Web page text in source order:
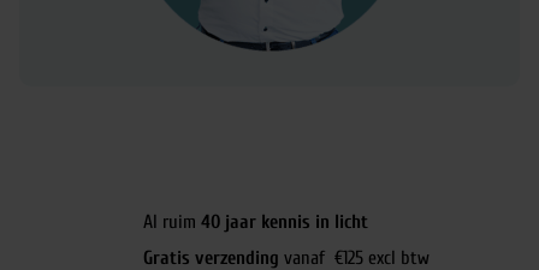
Al ruim 40 jaar kennis in licht
Gratis verzending vanaf €125 excl btw